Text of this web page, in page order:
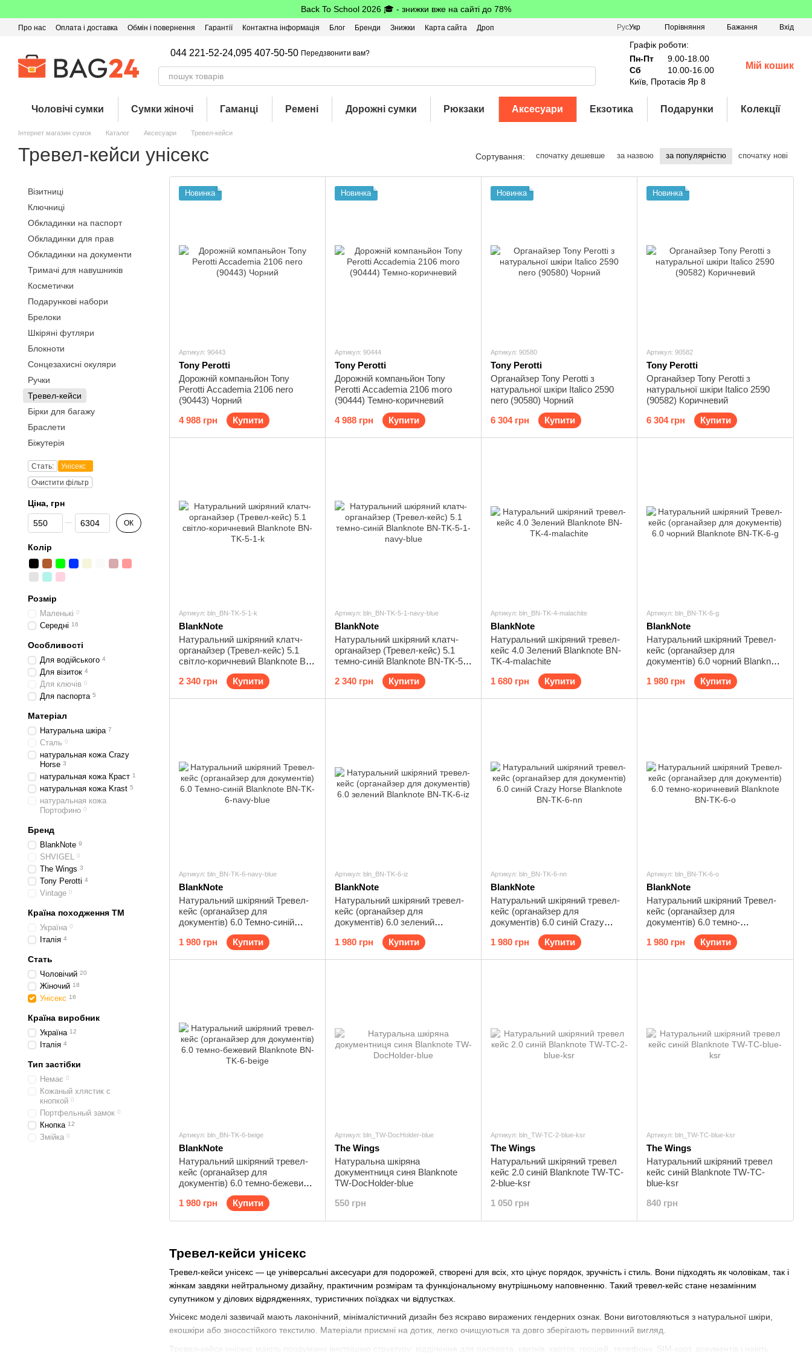
Back To School 2026 🎓 - знижки вже на сайті до 78%
Про нас Оплата і доставка Обмін і повернення Гарантії Контактна інформація Блог Бренди Знижки Карта сайта
Дроп
РусУкр Порівняння Бажання Вхід
044 221-52-24,095 407-50-50 Передзвонити вам?
Графік роботи:
Пн-Пт
9.00-18.00
Сб
10.00-16.00
Київ, Протасів Яр 8
Мій кошик
Чоловічі сумки Сумки жіночі Гаманці Ремені Дорожні сумки Рюкзаки Аксесуари Екзотика Подарунки Колекції
Інтернет магазин сумок Каталог Аксесуари Тревел-кейси
Тревел-кейси унісекс Сортування: спочатку дешевше за назвою за популярністю спочатку нові
Тревел-кейси унісекс
Тревел-кейси унісекс — це універсальні аксесуари для подорожей, створені для всіх, хто цінує порядок, зручність і стиль. Вони підходять як чоловікам, так і
жінкам завдяки нейтральному дизайну, практичним розмірам та функціональному внутрішньому наповненню. Такий тревел-кейс стане незамінним
супутником у ділових відрядженнях, туристичних поїздках чи відпустках.
Унісекс моделі зазвичай мають лаконічний, мінімалістичний дизайн без яскраво виражених гендерних ознак. Вони виготовляються з натуральної шкіри,
екошкіри або зносостійкого текстилю. Матеріали приємні на дотик, легко очищуються та довго зберігають первинний вигляд.
Тревел-кейси унісекс мають продуману внутрішню структуру: відділення для паспорта, квитків, карток, грошей, телефону, SIM-карт, документів і навіть
Новинка
Артикул: 90443
Tony Perotti
Дорожній компаньйон Tony
Perotti Accademia 2106 nero
(90443) Чорний
4 988 грн
Купити
Новинка
Артикул: 90444
Tony Perotti
Дорожній компаньйон Tony
Perotti Accademia 2106 moro
(90444) Темно-коричневий
4 988 грн
Купити
Новинка
Артикул: 90580
Tony Perotti
Органайзер Tony Perotti з
натуральної шкіри Italico 2590
nero (90580) Чорний
6 304 грн
Купити
Новинка
Артикул: 90582
Tony Perotti
Органайзер Tony Perotti з
натуральної шкіри Italico 2590
(90582) Коричневий
6 304 грн
Купити
Артикул: bln_BN-TK-5-1-k
BlankNote
Натуральний шкіряний клатч-
органайзер (Тревел-кейс) 5.1
світло-коричневий Blanknote BN-
2 340 грн
Купити
Артикул: bln_BN-TK-5-1-navy-blue
BlankNote
Натуральний шкіряний клатч-
органайзер (Тревел-кейс) 5.1
темно-синій Blanknote BN-TK-5-
2 340 грн
Купити
Артикул: bln_BN-TK-4-malachite
BlankNote
Натуральний шкіряний тревел-
кейс 4.0 Зелений Blanknote BN-
TK-4-malachite
1 680 грн
Купити
Артикул: bln_BN-TK-6-g
BlankNote
Натуральний шкіряний Тревел-
кейс (органайзер для
документів) 6.0 чорний Blanknote
1 980 грн
Купити
Артикул: bln_BN-TK-6-navy-blue
BlankNote
Натуральний шкіряний Тревел-
кейс (органайзер для
документів) 6.0 Темно-синій
Blanknote BN-TK-6-navy-blue
1 980 грн
Купити
Артикул: bln_BN-TK-6-iz
BlankNote
Натуральний шкіряний тревел-
кейс (органайзер для
документів) 6.0 зелений
Blanknote BN-TK-6-iz
1 980 грн
Купити
Артикул: bln_BN-TK-6-nn
BlankNote
Натуральний шкіряний тревел-
кейс (органайзер для
документів) 6.0 синій Crazy
Horse Blanknote BN-TK-6-nn
1 980 грн
Купити
Артикул: bln_BN-TK-6-o
BlankNote
Натуральний шкіряний Тревел-
кейс (органайзер для
документів) 6.0 темно-
коричневий Blanknote BN-TK-6-o
1 980 грн
Купити
Артикул: bln_BN-TK-6-beige
BlankNote
Натуральний шкіряний тревел-
кейс (органайзер для
документів) 6.0 темно-бежевий
Blanknote BN-TK-6-beige
1 980 грн
Купити
Артикул: bln_TW-DocHolder-blue
The Wings
Натуральна шкіряна
документниця синя Blanknote
TW-DocHolder-blue
550 грн
Артикул: bln_TW-TC-2-blue-ksr
The Wings
Натуральний шкіряний тревел
кейс 2.0 синій Blanknote TW-TC-
2-blue-ksr
1 050 грн
Артикул: bln_TW-TC-blue-ksr
The Wings
Натуральний шкіряний тревел
кейс синій Blanknote TW-TC-
blue-ksr
840 грн
Візитниці
Ключниці
Обкладинки на паспорт
Обкладинки для прав
Обкладинки на документи
Тримачі для навушників
Косметички
Подарункові набори
Брелоки
Шкіряні футляри
Блокноти
Сонцезахисні окуляри
Ручки
Тревел-кейси
Бірки для багажу
Браслети
Біжутерія
Стать:
Унісекс
Очистити фільтр
Ціна, грн
Від Ціна, грн
До Ціна, грн ОК
Колір
Розмір
Маленькі 0
Середні 16
Особливості
Для водійського 4
Для візиток 4
Для ключів 0
Для паспорта 5
Матеріал
Натуральна шкіра 7
Сталь 0
натуральная кожа Crazy
Horse 3
натуральная кожа Краст 1
натуральная кожа Krast 5
натуральная кожа
Портофино 0
Бренд
BlankNote 9
SHVIGEL 0
The Wings 3
Tony Perotti 4
Vintage 0
Країна походження ТМ
Україна 0
Італія 4
Стать
Чоловічий 20
Жіночий 18
Унісекс 16
Країна виробник
Україна 12
Італія 4
Тип застібки
Немає 0
Кожаный хлястик с
кнопкой 0
Портфельный замок 0
Кнопка 12
Змійка 0